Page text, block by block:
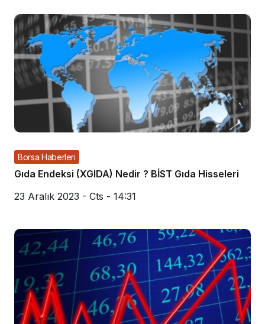
Borsa Haberleri
Gıda Endeksi (XGIDA) Nedir ? BİST Gıda Hisseleri
23 Aralık 2023 - Cts - 14:31